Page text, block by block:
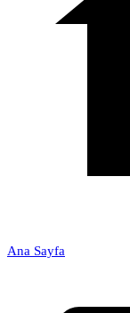
Ana Sayfa